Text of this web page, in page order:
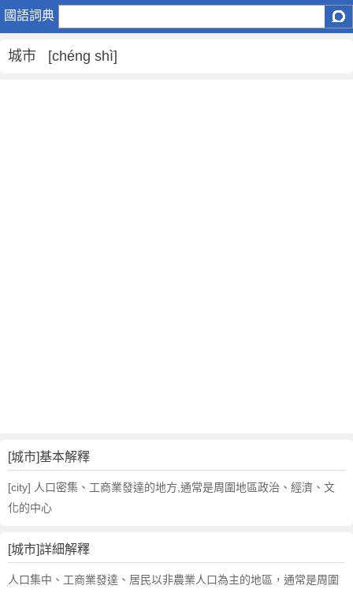
國語詞典
城
是
什
市
的
意
思
城
市
城市 [chéng shì]
[城市]基本解釋
[city] 人口密集、工商業發達的地方,通常是周圍地區政治、經濟、文
化的中心
[城市]詳細解釋
人口集中、工商業發達、居民以非農業人口為主的地區，通常是周圍